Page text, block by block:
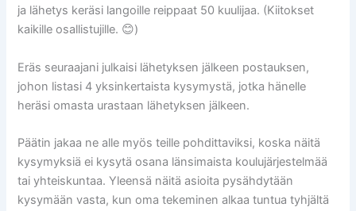
ja lähetys keräsi langoille reippaat 50 kuulijaa. (Kiitokset
kaikille osallistujille. 😊)
Eräs seuraajani julkaisi lähetyksen jälkeen postauksen,
johon listasi 4 yksinkertaista kysymystä, jotka hänelle
heräsi omasta urastaan lähetyksen jälkeen.
Päätin jakaa ne alle myös teille pohdittaviksi, koska näitä
kysymyksiä ei kysytä osana länsimaista koulujärjestelmää
tai yhteiskuntaa. Yleensä näitä asioita pysähdytään
kysymään vasta, kun oma tekeminen alkaa tuntua tyhjältä